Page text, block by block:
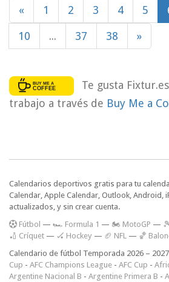
« 1 2 3 4 5
10 ... 37 38 »
Te gusta
trabajo a través de Buy Me a
Calendarios deportivos gratis para tu
Calendar, Apple Calendar, Outlook, Android,
actualizados, y sin crear cuenta.
Fútbol — 🏎️ Formula 1 — 🏍 MotoGP —
🏏 Críquet — 🏑 Hockey — 🏈 NFL — 🏀
Calendario de fútbol Temporada 2026 –
Cup - AFC Champions League - AFC Cup -
Argentine Nacional B - Argentine Primera B -